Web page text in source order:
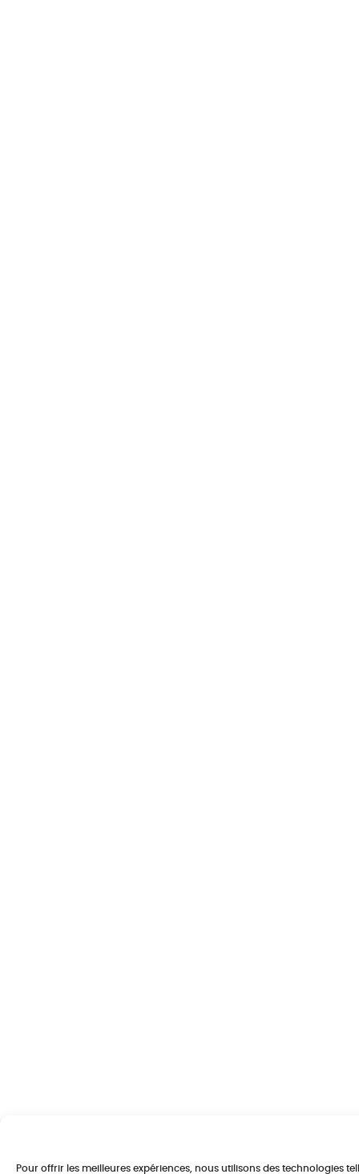
Pour offrir les meilleures expériences, nous utilisons des technologies